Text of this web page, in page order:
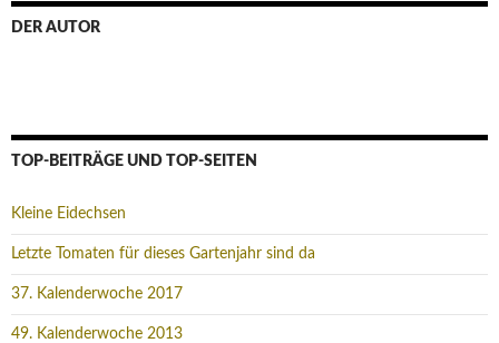
DER AUTOR
TOP-BEITRÄGE UND TOP-SEITEN
Kleine Eidechsen
Letzte Tomaten für dieses Gartenjahr sind da
37. Kalenderwoche 2017
49. Kalenderwoche 2013